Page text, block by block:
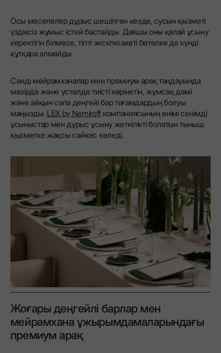
Осы мәселелер дұрыс шешілген кезде, сусын қызметі
үздіксіз жұмыс істей бастайды. Даяшы оны қалай ұсыну
керектігін білмесе, тіпті эксклюзивті бөтелке де күнді
құтқара алмайды.
Сәнді мейрамханалар мен премиум арақ таңдауында
мәзірде және үстелде тиісті көрінетін, жұмсақ дәмі
және айқын сапа деңгейі бар тағамдардың болуы
маңызды. LEX by Nemiroffкомпаниясының өнімі сенімді
ұсыныстар мен дұрыс ұсыну жеткілікті болатын тыныш
қызметке жақсы сәйкес келеді.
Жоғары деңгейлі барлар мен
мейрамхана ұжырымдамаларындағы
премиум арақ